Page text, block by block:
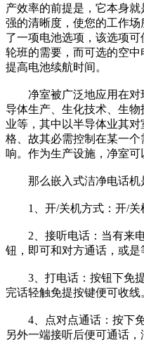
产效率的前提是，它本身
强的清晰度，使您的工作
了一项电池选项，该选项
轮班的需要，而可选的空
提高电池续航时间。
净室被广泛地应用在对
导体生产、生化技术、生
业等，其中以半导体业其
格、故其必需控制在某一
响。作为生产设施，净室可
那么嵌入式洁净电话机
1、开/关机方式：开/关
2、接听电话：当有来电
钮，即可和对方通话，或是
3、打电话：按钮下免提
完话轻触免提按键便可收线
4、点对点通话：按下免
另外一端接听后便可通话